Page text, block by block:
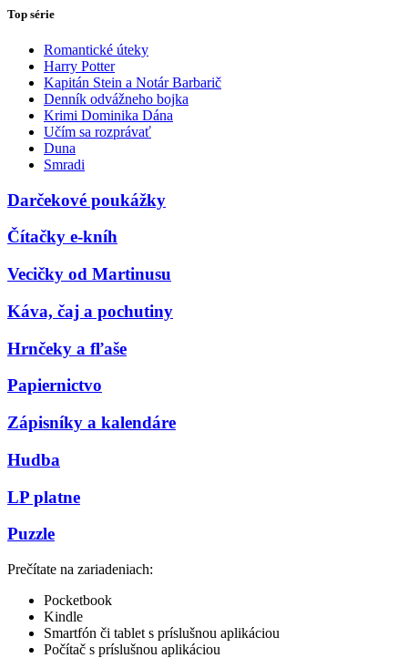
Top série
Romantické úteky
Harry Potter
Kapitán Stein a Notár Barbarič
Denník odvážneho bojka
Krimi Dominika Dána
Učím sa rozprávať
Duna
Smradi
Darčekové poukážky
Čítačky e-kníh
Vecičky od Martinusu
Káva, čaj a pochutiny
Hrnčeky a fľaše
Papiernictvo
Zápisníky a kalendáre
Hudba
LP platne
Puzzle
Prečítate na zariadeniach:
Pocketbook
Kindle
Smartfón či tablet s príslušnou aplikáciou
Počítač s príslušnou aplikáciou